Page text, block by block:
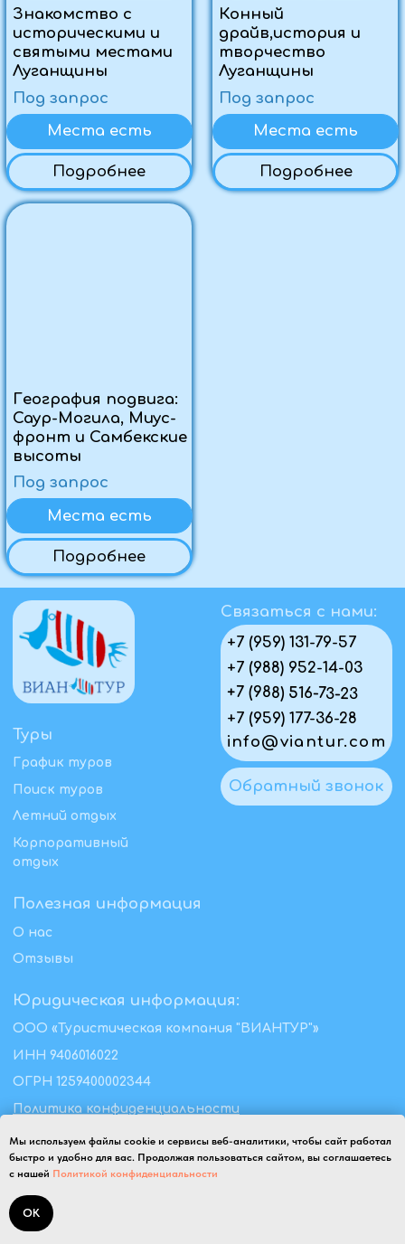
Мы используем файлы cookie и сервисы веб-аналитики, чтобы сайт работал
быстро и удобно для вас. Продолжая пользоваться сайтом, вы соглашаетесь
с нашей Политикой конфиденциальности
ОК
ИНН 9406016022
ОГРН 1259400002344
Юридическая информация:
ООО «Туристическая компания "ВИАНТУР"»
Полезная информация
О нас
Отзывы
Летний отдых
Корпоративный